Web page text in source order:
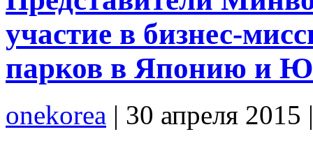
участие в бизнес-
парков в Японию и
onekorea | 30 апреля 2015